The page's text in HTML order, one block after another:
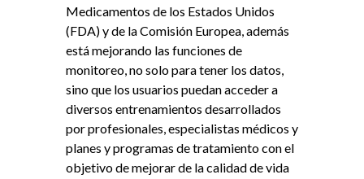
Medicamentos de los Estados Unidos
(FDA) y de la Comisión Europea, además
está mejorando las funciones de
monitoreo, no solo para tener los datos,
sino que los usuarios puedan acceder a
diversos entrenamientos desarrollados
por profesionales, especialistas médicos y
planes y programas de tratamiento con el
objetivo de mejorar de la calidad de vida